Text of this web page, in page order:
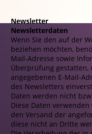
Newsletter
Newsletterdaten
Wenn Sie den auf der
beziehen möchten,
Mail-Adresse sowie
Überprüfung gestatten,
angegebenen E-Mail-
des Newsletters
Daten werden nicht
Diese Daten
den Versand der
diese nicht an Dritte